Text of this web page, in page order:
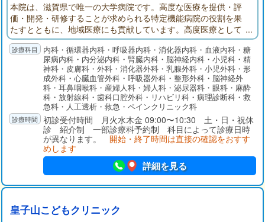
本院は、滋賀県で唯一の大学病院です。高度な医療を提供・評
価・開発・研修することが求められる特定機能病院の役割を果
たすとともに、地域医療にも貢献しています。高度医療として
「がん医療」「新生児・産科医療」「アレルギー医療」「難病
医療」「救急・災害医療」などの充実に取り組んでいます。
内科・循環器内科・呼吸器内科・消化器内科・血液内科・糖
尿病内科・内分泌内科・腎臓内科・脳神経内科・小児科・精
神科・皮膚科・外科・消化器外科・乳腺外科・小児外科・形
成外科・心臓血管外科・呼吸器外科・整形外科・脳神経外
科・耳鼻咽喉科・産婦人科・婦人科・泌尿器科・眼科・麻酔
科・放射線科・歯科口腔外科・リハビリ科・病理診断科・救
急科・人工透析・救急・ペインクリニック科
初診受付時間 月火水木金 09:00〜10:30 土・日・祝休
診 紹介制 一部診療科予約制 科目によって診療日時
が異なります。 開始・終了時間は直接の確認をおすす
めします
詳細を見る
皇子山こどもクリニック